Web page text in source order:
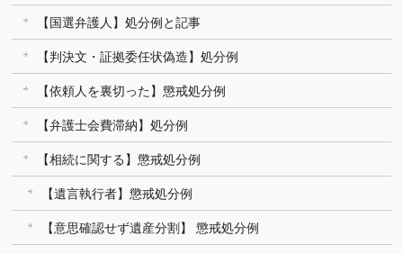
【国選弁護人】処分例と記事
【判決文・証拠委任状偽造】処分例
【依頼人を裏切った】懲戒処分例
【弁護士会費滞納】処分例
【相続に関する】懲戒処分例
【遺言執行者】懲戒処分例
【意思確認せず遺産分割】 懲戒処分例